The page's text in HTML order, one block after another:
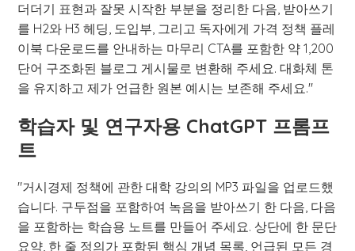
더더기 표현과 잘못 시작한 부분을 정리한 다음, 받아쓰기
를 H2와 H3 헤딩, 도입부, 그리고 독자에게 가격 정책 플레
이북 다운로드를 안내하는 마무리 CTA를 포함한 약 1,200
단어 구조화된 블로그 게시물로 변환해 주세요. 대화체 톤
을 유지하고 제가 언급한 원본 예시는 보존해 주세요."
학습자 및 연구자용 ChatGPT 프롬프
트
"거시경제 정책에 관한 대학 강의의 MP3 파일을 업로드했
습니다. 구두점을 포함하여 녹음을 받아쓰기 한 다음, 다음
을 포함하는 학습용 노트를 만들어 주세요. 상단에 한 문단
요약, 한 줄 정의가 포함된 핵심 개념 목록, 언급된 모든 경